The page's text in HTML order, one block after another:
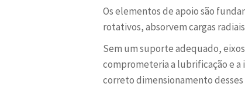
Os elementos de apoio são
rotativos, absorvem cargas
Sem um suporte adequado,
comprometeria a lubrificação e
correto dimensionamento